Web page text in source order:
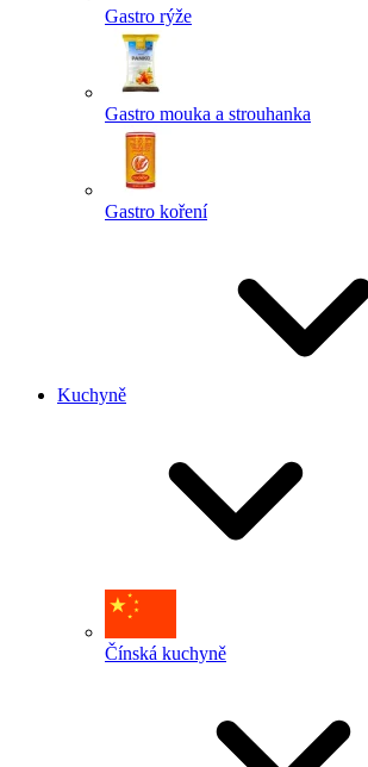
Gastro rýže
Gastro mouka a strouhanka
Gastro koření
Kuchyně
Čínská kuchyně